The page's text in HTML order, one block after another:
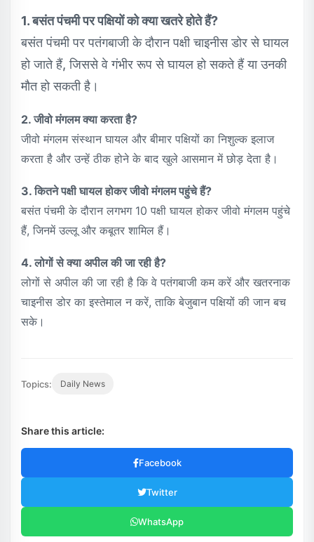
1. बसंत पंचमी पर पक्षियों को क्या खतरे होते हैं?
बसंत पंचमी पर पतंगबाजी के दौरान पक्षी चाइनीस डोर से घायल
हो जाते हैं, जिससे वे गंभीर रूप से घायल हो सकते हैं या उनकी
मौत हो सकती है।
2. जीवो मंगलम क्या करता है?
जीवो मंगलम संस्थान घायल और बीमार पक्षियों का निशुल्क इलाज
करता है और उन्हें ठीक होने के बाद खुले आसमान में छोड़ देता है।
3. कितने पक्षी घायल होकर जीवो मंगलम पहुंचे हैं?
बसंत पंचमी के दौरान लगभग 10 पक्षी घायल होकर जीवो मंगलम पहुंचे
हैं, जिनमें उल्लू और कबूतर शामिल हैं।
4. लोगों से क्या अपील की जा रही है?
लोगों से अपील की जा रही है कि वे पतंगबाजी कम करें और खतरनाक
चाइनीस डोर का इस्तेमाल न करें, ताकि बेजुबान पक्षियों की जान बच
सके।
Topics: Daily News
Share this article:
Facebook
Twitter
WhatsApp